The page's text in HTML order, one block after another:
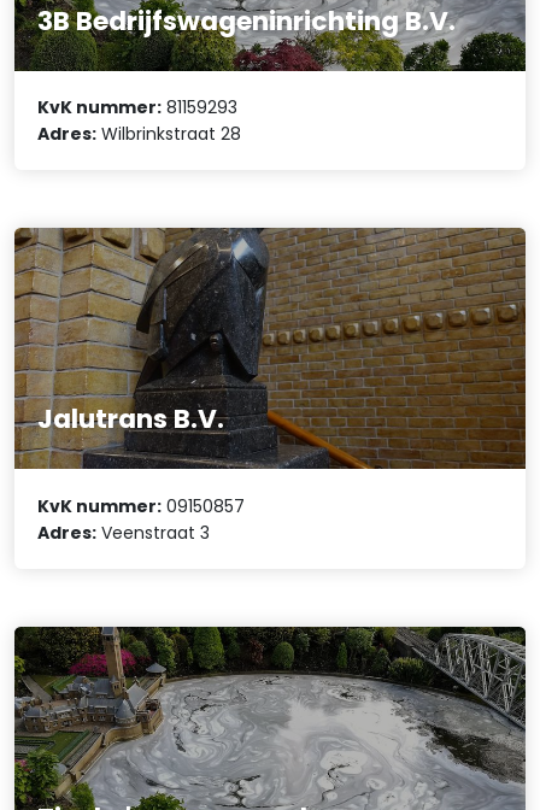
3B Bedrijfswageninrichting B.V.
KvK nummer: 81159293
Adres: Wilbrinkstraat 28
Jalutrans B.V.
KvK nummer: 09150857
Adres: Veenstraat 3